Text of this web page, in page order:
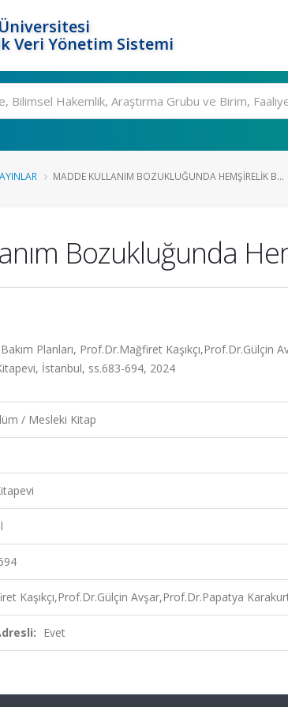
Veri Yönetim Sistemi
MADDE KULLANIM BOZUKLUĞUNDA HEMŞIRELIK B...
Bozukluğunda
Planları, Prof.Dr.Mağfiret Kaşıkçı,Prof.Dr.Gülçin
İstanbul, ss.683-694, 2024
/ Mesleki Kitap
Kaşıkçı,Prof.Dr.Gülçin Avşar,Prof.Dr.Papatya
Evet